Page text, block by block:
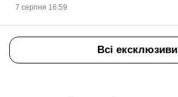
7 серпня 16:59
Всі ексклюзиви